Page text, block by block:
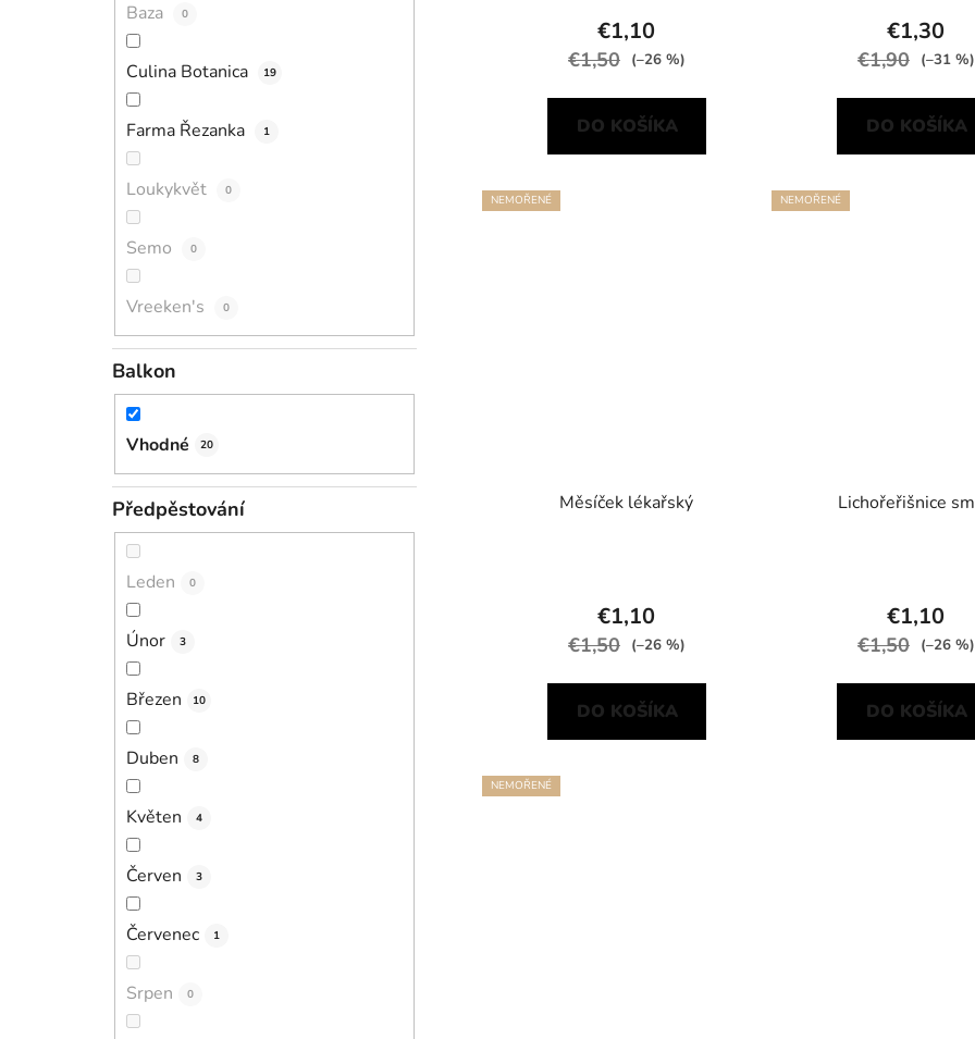
Baza 0
Culina Botanica 19
Farma Řezanka 1
Loukykvět 0
Semo 0
Vreeken's 0
Balkon
Vhodné 20
Předpěstování
Leden 0
Únor 3
Březen 10
Duben 8
Květen 4
Červen 3
Červenec 1
Srpen 0
€1,10
€1,50 (–26 %)
DO KOŠÍKA
€1,30
€1,90 (–31 %)
DO KOŠÍKA
NEMOŘENÉ
Měsíček lékařský
€1,10
€1,50 (–26 %)
DO KOŠÍKA
NEMOŘENÉ
Lichořeřišnice
€1,10
€1,50 (–26 %)
DO KOŠÍKA
NEMOŘENÉ